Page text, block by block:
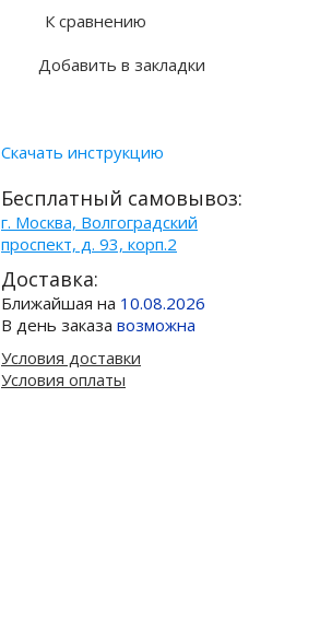
К сравнению
Добавить в закладки
Скачать инструкцию
Бесплатный самовывоз:
г. Москва, Волгоградский
проспект, д. 93, корп.2
Доставка:
Ближайшая на 10.08.2026
В день заказа возможна
Условия доставки
Условия оплаты